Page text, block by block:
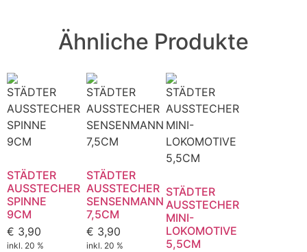
Ähnliche Produkte
STÄDTER
AUSSTECHER
SPINNE
9CM
€ 3,90
inkl. 20 %
STÄDTER
AUSSTECHER
SENSENMANN
7,5CM
€ 3,90
inkl. 20 %
STÄDTER
AUSSTECHER
MINI-
LOKOMOTIVE
5,5CM